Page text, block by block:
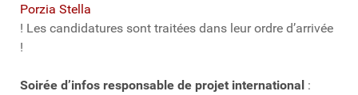
Porzia Stella
! Les candidatures sont traitées dans leur ordre d’arrivée
!
Soirée d’infos responsable de projet international :